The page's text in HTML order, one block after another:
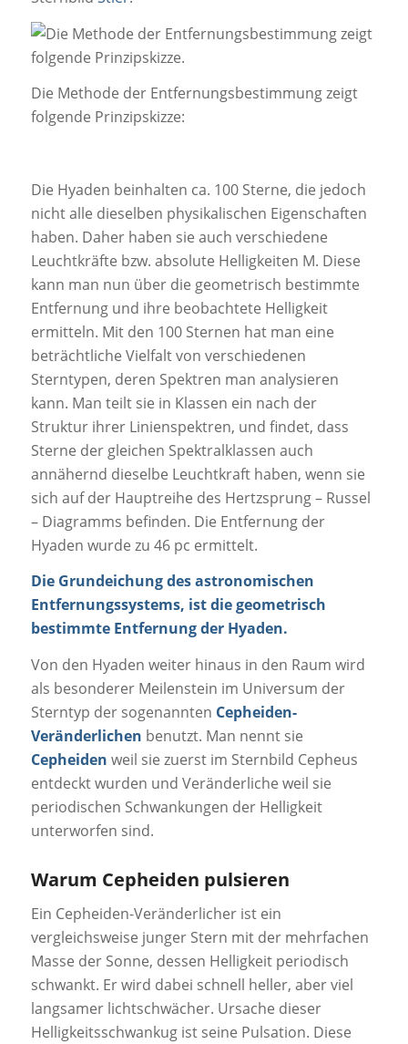
Die Methode der Entfernungsbestimmung zeigt
folgende Prinzipskizze:
Die Hyaden beinhalten ca. 100 Sterne, die jedoch
nicht alle dieselben physikalischen Eigenschaften
haben. Daher haben sie auch verschiedene
Leuchtkräfte bzw. absolute Helligkeiten M. Diese
kann man nun über die geometrisch bestimmte
Entfernung und ihre beobachtete Helligkeit
ermitteln. Mit den 100 Sternen hat man eine
beträchtliche Vielfalt von verschiedenen
Sterntypen, deren Spektren man analysieren
kann. Man teilt sie in Klassen ein nach der
Struktur ihrer Linienspektren, und findet, dass
Sterne der gleichen Spektralklassen auch
annähernd dieselbe Leuchtkraft haben, wenn sie
sich auf der Hauptreihe des Hertzsprung – Russel
– Diagramms befinden. Die Entfernung der
Hyaden wurde zu 46 pc ermittelt.
Die Grundeichung des astronomischen
Entfernungssystems, ist die geometrisch
bestimmte Entfernung der Hyaden.
Von den Hyaden weiter hinaus in den Raum wird
als besonderer Meilenstein im Universum der
Sterntyp der sogenannten Cepheiden-
Veränderlichen benutzt. Man nennt sie
Cepheiden weil sie zuerst im Sternbild Cepheus
entdeckt wurden und Veränderliche weil sie
periodischen Schwankungen der Helligkeit
unterworfen sind.
Warum Cepheiden pulsieren
Ein Cepheiden-Veränderlicher ist ein
vergleichsweise junger Stern mit der mehrfachen
Masse der Sonne, dessen Helligkeit periodisch
schwankt. Er wird dabei schnell heller, aber viel
langsamer lichtschwächer. Ursache dieser
Helligkeitsschwankug ist seine Pulsation. Diese